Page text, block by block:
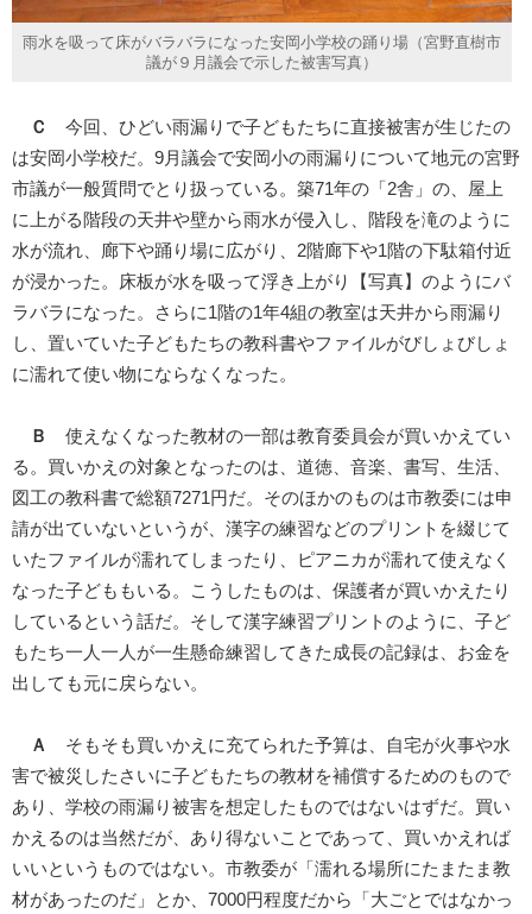
雨水を吸って床がバラバラになった安岡小学校の踊り場（宮野直樹市
議が９月議会で示した被害写真）
Ｃ
今回、ひどい雨漏りで子どもたちに直接被害が生じたの
は安岡小学校だ。9月議会で安岡小の雨漏りについて地元の宮野
市議が一般質問でとり扱っている。築71年の「2舎」の、屋上
に上がる階段の天井や壁から雨水が侵入し、階段を滝のように
水が流れ、廊下や踊り場に広がり、2階廊下や1階の下駄箱付近
が浸かった。床板が水を吸って浮き上がり【写真】のようにバ
ラバラになった。さらに1階の1年4組の教室は天井から雨漏り
し、置いていた子どもたちの教科書やファイルがびしょびしょ
に濡れて使い物にならなくなった。
Ｂ
使えなくなった教材の一部は教育委員会が買いかえてい
る。買いかえの対象となったのは、道徳、音楽、書写、生活、
図工の教科書で総額7271円だ。そのほかのものは市教委には申
請が出ていないというが、漢字の練習などのプリントを綴じて
いたファイルが濡れてしまったり、ピアニカが濡れて使えなく
なった子どももいる。こうしたものは、保護者が買いかえたり
しているという話だ。そして漢字練習プリントのように、子ど
もたち一人一人が一生懸命練習してきた成長の記録は、お金を
出しても元に戻らない。
Ａ
そもそも買いかえに充てられた予算は、自宅が火事や水
害で被災したさいに子どもたちの教材を補償するためのもので
あり、学校の雨漏り被害を想定したものではないはずだ。買い
かえるのは当然だが、あり得ないことであって、買いかえれば
いいというものではない。市教委が「濡れる場所にたまたま教
材があったのだ」とか、7000円程度だから「大ごとではなかっ